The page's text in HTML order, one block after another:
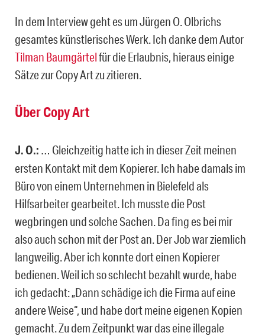
In dem Interview geht es um Jürgen O. Olbrichs
gesamtes künstlerisches Werk. Ich danke dem Autor
Tilman Baumgärtelfür die Erlaubnis, hieraus einige
Sätze zur Copy Art zu zitieren.
Über Copy Art
J. O.: … Gleichzeitig hatte ich in dieser Zeit meinen
ersten Kontakt mit dem Kopierer. Ich habe damals im
Büro von einem Unternehmen in Bielefeld als
Hilfsarbeiter gearbeitet. Ich musste die Post
wegbringen und solche Sachen. Da fing es bei mir
also auch schon mit der Post an. Der Job war ziemlich
langweilig. Aber ich konnte dort einen Kopierer
bedienen. Weil ich so schlecht bezahlt wurde, habe
ich gedacht: „Dann schädige ich die Firma auf eine
andere Weise“, und habe dort meine eigenen Kopien
gemacht. Zu dem Zeitpunkt war das eine illegale